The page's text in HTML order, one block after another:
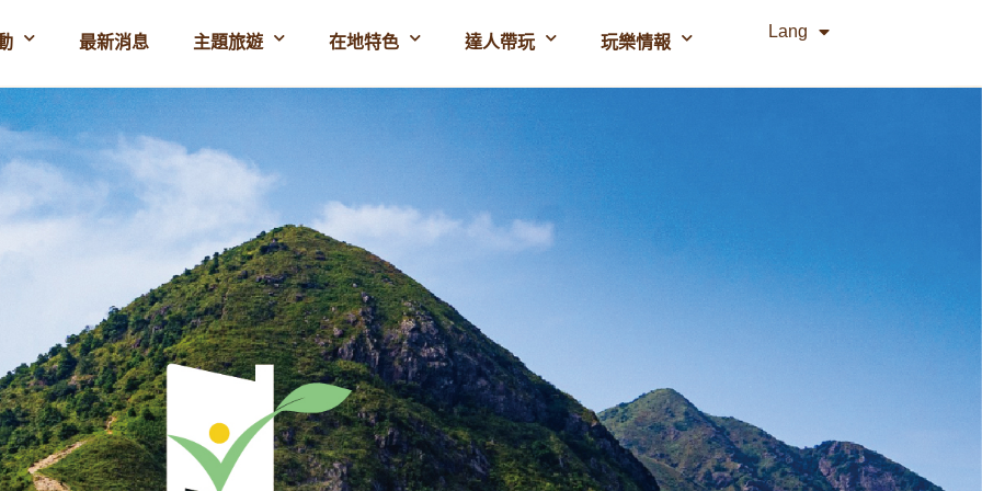
最新消息 主題旅遊 在地特色 達人帶玩 玩樂情報
Lang